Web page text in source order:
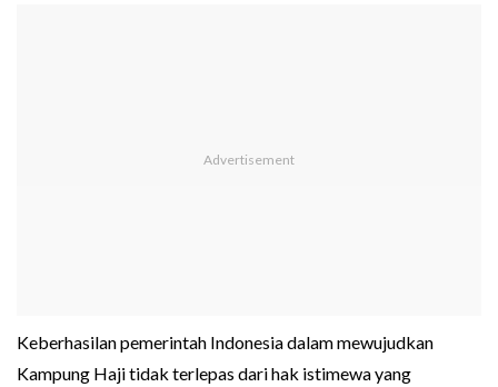
Keberhasilan pemerintah Indonesia dalam mewujudkan
Kampung Haji tidak terlepas dari hak istimewa yang